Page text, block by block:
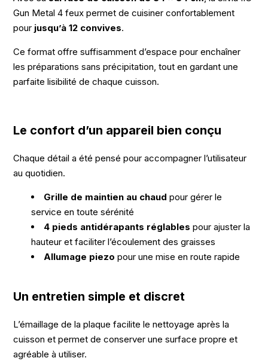
Gun Metal 4 feux permet de cuisiner confortablement
pour jusqu’à 12 convives.
Ce format offre suffisamment d’espace pour enchaîner
les préparations sans précipitation, tout en gardant une
parfaite lisibilité de chaque cuisson.
Le confort d’un appareil bien conçu
Chaque détail a été pensé pour accompagner l’utilisateur
au quotidien.
Grille de maintien au chaud pour gérer le
service en toute sérénité
4 pieds antidérapants réglables pour ajuster la
hauteur et faciliter l’écoulement des graisses
Allumage piezo pour une mise en route rapide
Un entretien simple et discret
L’émaillage de la plaque facilite le nettoyage après la
cuisson et permet de conserver une surface propre et
agréable à utiliser.